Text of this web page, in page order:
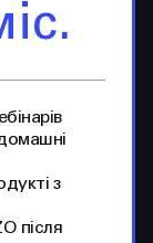
з
після